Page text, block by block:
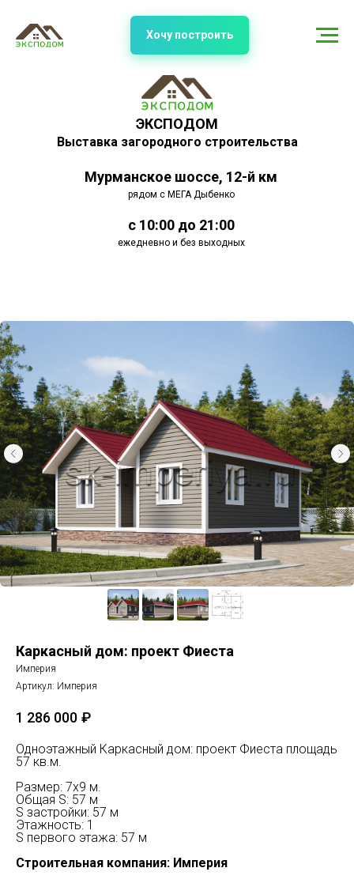
ЭКСПОДОМ
Выставка загородного строительства
Мурманское шоссе, 12-й км
рядом с МЕГА Дыбенко
с 10:00 до 21:00
ежедневно и без выходных
Хочу построить
Каркасный дом: проект Фиеста
Империя
Артикул: Империя
1 286 000 ₽
Одноэтажный Каркасный дом: проект Фиеста площадь
57 кв.м.
Размер: 7х9 м.
Общая S: 57 м
S застройки: 57 м
Этажность: 1
S первого этажа: 57 м
Строительная компания: Империя